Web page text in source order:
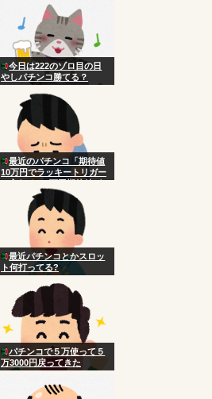
今日は222のゾロ目の日
やしパチンコ勝てる？
最近のパチンコ「期待値
10万円でラッキートリガー
に入れると3万円期待値が
手に入るよ！」
最近パチンコとかスロッ
ト何打ってる?
パチンコで５万使って５
万3000円戻ってきた